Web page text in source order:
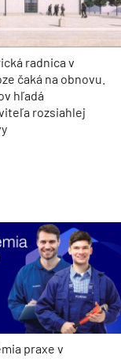
radnica v
čaká na obnovu.
hľadá
rozsiahlej
praxe v